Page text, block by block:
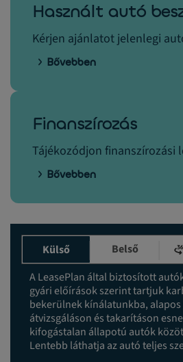
Használt autó
Kérjen ajánlatot jelenlegi
Bővebben
Finanszírozás
Tájékozódjon finanszírozási
Bővebben
Külső Belső
Karbantartási
A LeasePlan által biztosított
gyári előírások szerint tartjuk
bekerülnek kínálatunkba, alapos
átvizsgáláson és takarításon
kifogástalan állapotú autók
Lentebb láthatja az autó teljes